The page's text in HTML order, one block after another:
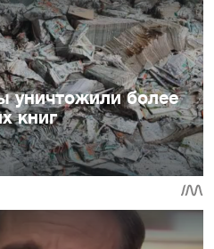
уничтожили более
книг